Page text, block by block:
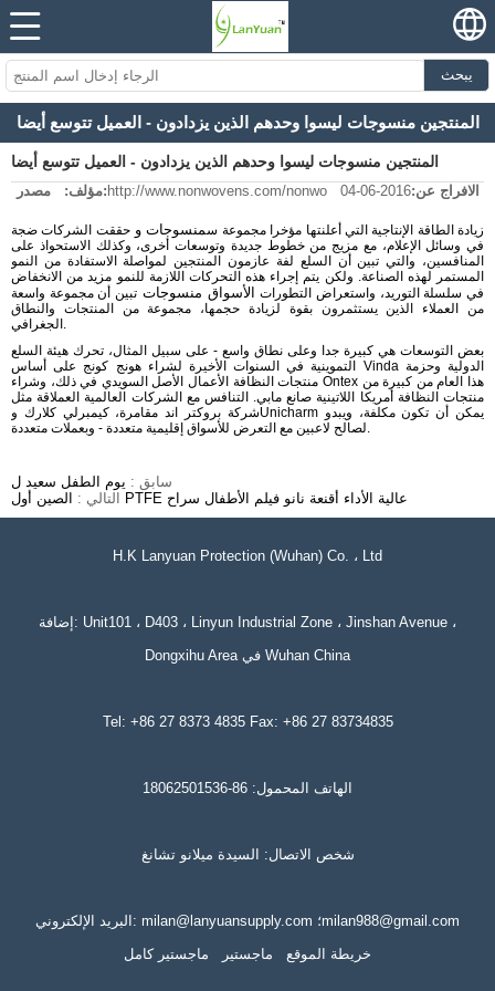
يبحث
المنتجين منسوجات ليسوا وحدهم الذين يزدادون - العميل تتوسع أيضا
المنتجين منسوجات ليسوا وحدهم الذين يزدادون - العميل تتوسع أيضا
مؤلف:مصدر: http://www.nonwovens.com/nonwo الافراج عن:2016-06-04
زيادة الطاقة الإنتاجية التي أعلنتها مؤخرا مجموعة سمنسوجات وحققت الشركات ضجة
في وسائل الإعلام، مع مزيج من خطوط جديدة وتوسعات أخرى، وكذلك الاستحواذ على
المنافسين، والتي تبين أن السلع لفة عازمون المنتجين لمواصلة الاستفادة من النمو
المستمر لهذه الصناعة. ولكن يتم إجراء هذه التحركات اللازمة للنمو مزيد من الانخفاض
في سلسلة التوريد، واستعراض التطورات الأسواق منسوجات تبين أن مجموعة واسعة
من العملاء الذين يستثمرون بقوة لزيادة حجمها، مجموعة من المنتجات والنطاق
الجغرافي.
بعض التوسعات هي كبيرة جدا وعلى نطاق واسع - على سبيل المثال، تحرك هيئة السلع
التموينية في السنوات الأخيرة لشراء هونج كونج على أساس Vinda الدولية وحزمة
منتجات النظافة الأعمال الأصل السويدي في ذلك، وشراء Ontex هذا العام من كبيرة من
منتجات النظافة أمريكا اللاتينية صانع مابي. التنافس مع الشركات العالمية العملاقة مثل
شركة بروكتر اند مقامرة، كيمبرلي كلارك وUnicharm يمكن أن تكون مكلفة، ويبدو
لصالح لاعبين مع التعرض للأسواق إقليمية متعددة - وبعملات متعددة.
سابق : يوم الطفل سعيد ل
التالي :
الصين أول PTFE عالية الأداء أقنعة نانو فيلم الأطفال سراح
H.K Lanyuan Protection (Wuhan) Co. ، Ltd
إضافة: Unit101 ، D403 ، Linyun Industrial Zone ، Jinshan Avenue ،
Dongxihu Area في Wuhan China
Tel: +86 27 8373 4835 Fax: +86 27 83734835
الهاتف المحمول: 86-18062501536
شخص الاتصال: السيدة ميلانو تشانغ
البريد الإلكتروني: milan@lanyuansupply.com ؛milan988@gmail.com
خريطة الموقع
ماجستير ماجستير كامل